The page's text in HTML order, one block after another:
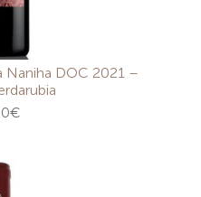
Naniha DOC 2021 –
€